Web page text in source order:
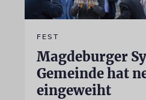
FEST
Magdeburger
Gemeinde hat
eingeweiht